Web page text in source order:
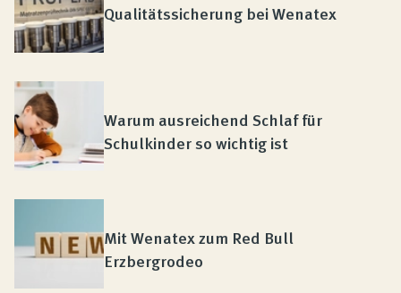
Qualitätssicherung bei Wenatex
Warum ausreichend Schlaf für
Schulkinder so wichtig ist
Mit Wenatex zum Red Bull
Erzbergrodeo